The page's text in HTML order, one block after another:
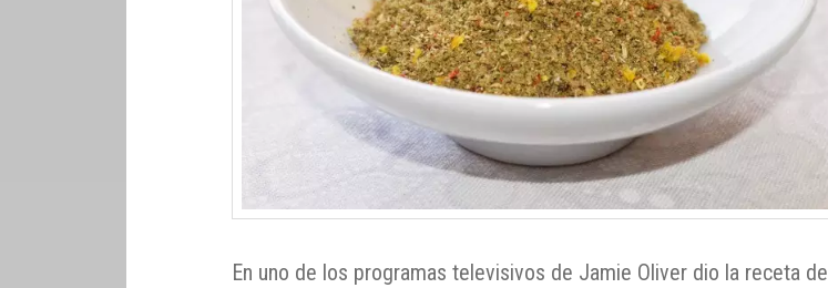
En uno de los programas televisivos de Jamie Oliver dio la receta de